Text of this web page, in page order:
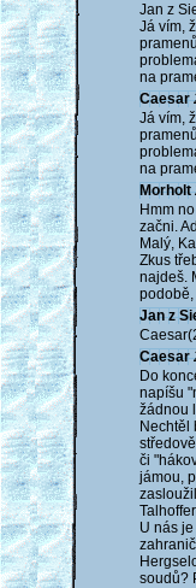
Jan z
Já vím,
na
Caesar
Já vím,
na
Morholt
Hmm
začni.
Malý,
Zkus
najdeš.
podobě,
Jan z
Caesar
Do
napíšu
žádnou
Nechtěl
či
jámou,
U nás
soudů?